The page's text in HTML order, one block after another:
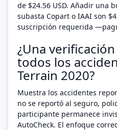
de $24.56 USD. Añadir una
subasta Copart o IAAI son
suscripción requerida
¿Una
todos los
Terrain 2020?
Muestra los accidentes
no se reportó al seguro,
participante permanece
AutoCheck. El enfoque